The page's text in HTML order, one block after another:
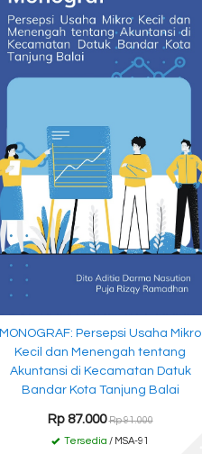
MONOGRAF: Persepsi Usaha Mikro
Kecil dan Menengah tentang
Akuntansi di Kecamatan Datuk
Bandar Kota Tanjung Balai
Rp 87.000 Rp 91.000
Tersedia / MSA-91